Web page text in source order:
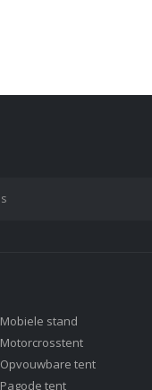
Mobiele stand
Motorcrosstent
Opvouwbare tent
Pagode tent